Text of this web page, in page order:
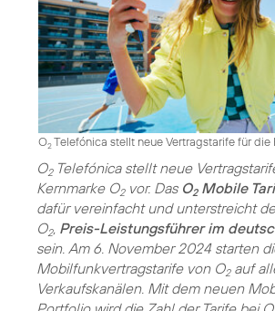
O2Telefónica stellt neue Vertragstarife für die
O2Telefónica stellt neue
Kernmarke O2vor. Das O2Mobile
dafür vereinfacht und unterstreicht
O2, Preis-Leistungsführer im
sein. Am 6. November 2024 starten
Mobilfunkvertragstarife von O2auf
Verkaufskanälen. Mit dem neuen